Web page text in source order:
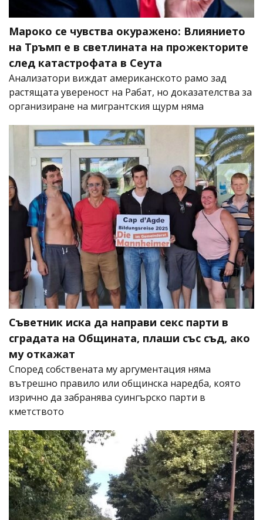
Мароко се чувства окуражено: Влиянието
на Тръмп е в светлината на прожекторите
след катастрофата в Сеута
Анализатори виждат американското рамо зад
растящата увереност на Рабат, но доказателства за
организиране на мигрантския щурм няма
Съветник иска да направи секс парти в
сградата на Общината, плаши със съд, ако
му откажат
Според собствената му аргументация няма
вътрешно правило или общинска наредба, която
изрично да забранява суингърско парти в
кметството